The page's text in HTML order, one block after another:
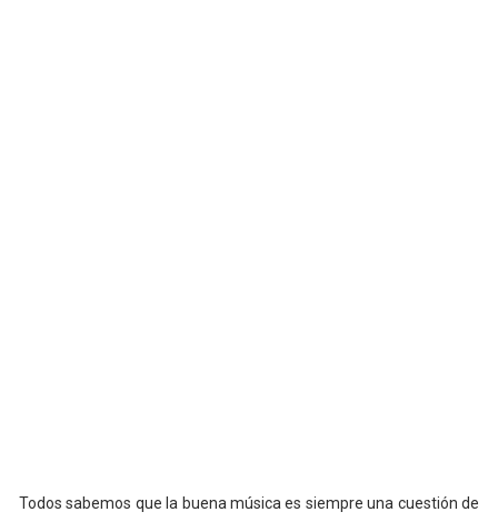
Todos sabemos que la buena música es siempre una cuestión de